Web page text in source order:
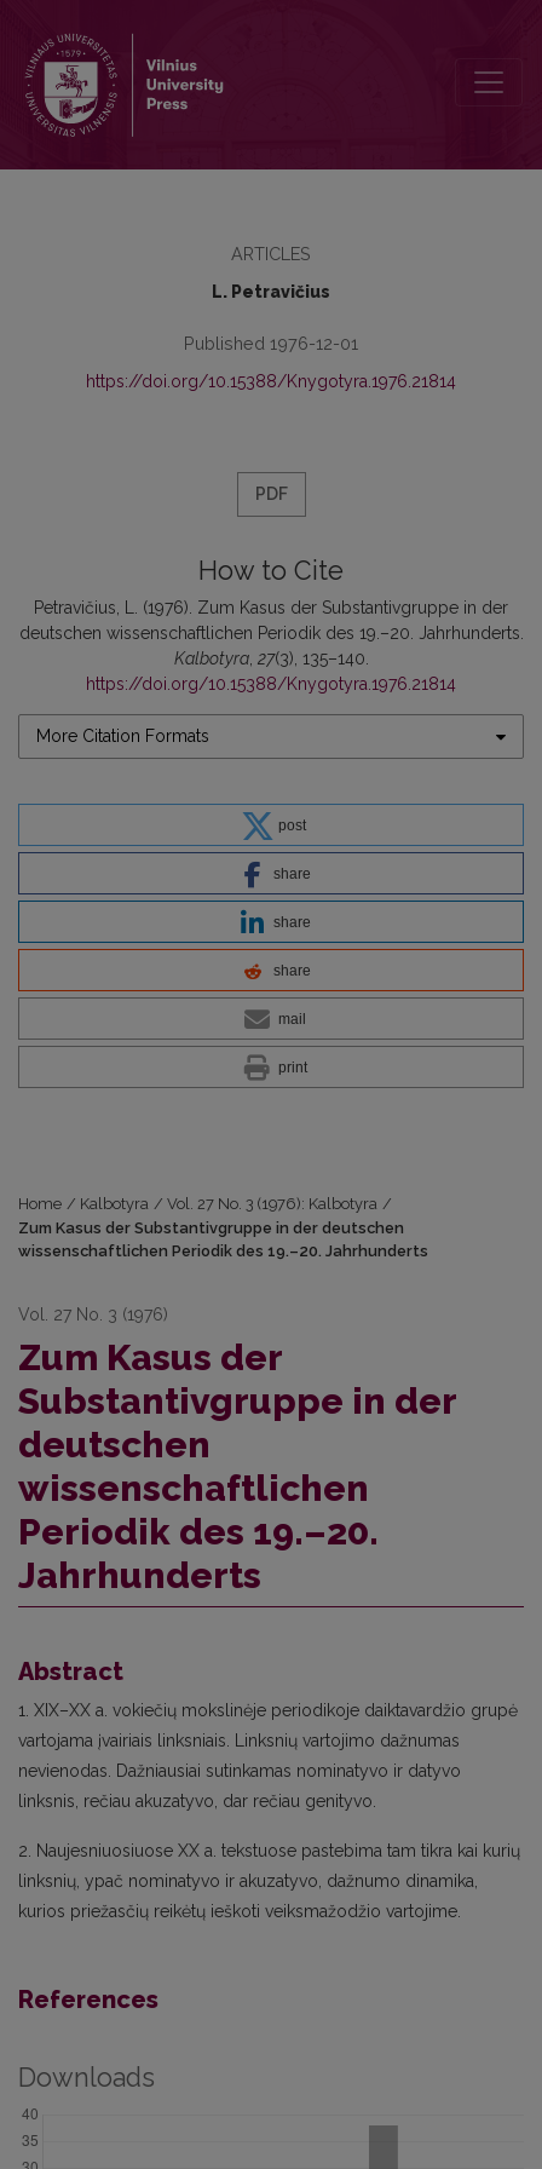
ARTICLES
L. Petravičius
Published 1976-12-01
https://doi.org/10.15388/Knygotyra.1976.21814
PDF
How to Cite
Petravičius, L. (1976). Zum Kasus der Substantivgruppe in der
deutschen wissenschaftlichen Periodik des 19.–20. Jahrhunderts.
Kalbotyra, 27(3), 135–140.
https://doi.org/10.15388/Knygotyra.1976.21814
More Citation Formats
post
share
share
share
mail
print
Home / Kalbotyra / Vol. 27 No. 3 (1976): Kalbotyra /
Zum Kasus der Substantivgruppe in der deutschen
wissenschaftlichen Periodik des 19.–20. Jahrhunderts
Vol. 27 No. 3 (1976)
Zum Kasus der
Substantivgruppe in der
deutschen
wissenschaftlichen
Periodik des 19.–20.
Jahrhunderts
Abstract
1. XIX–XX a. vokiečių mokslinėje periodikoje daiktavardžio grupė
vartojama įvairiais linksniais. Linksnių vartojimo dažnumas
nevienodas. Dažniausiai sutinkamas nominatyvo ir datyvo
linksnis, rečiau akuzatyvo, dar rečiau genityvo.
2. Naujesniuosiuose XX a. tekstuose pastebima tam tikra kai kurių
linksnių, ypač nominatyvo ir akuzatyvo, dažnumo dinamika,
kurios priežasčių reikėtų ieškoti veiksmažodžio vartojime.
References
Downloads